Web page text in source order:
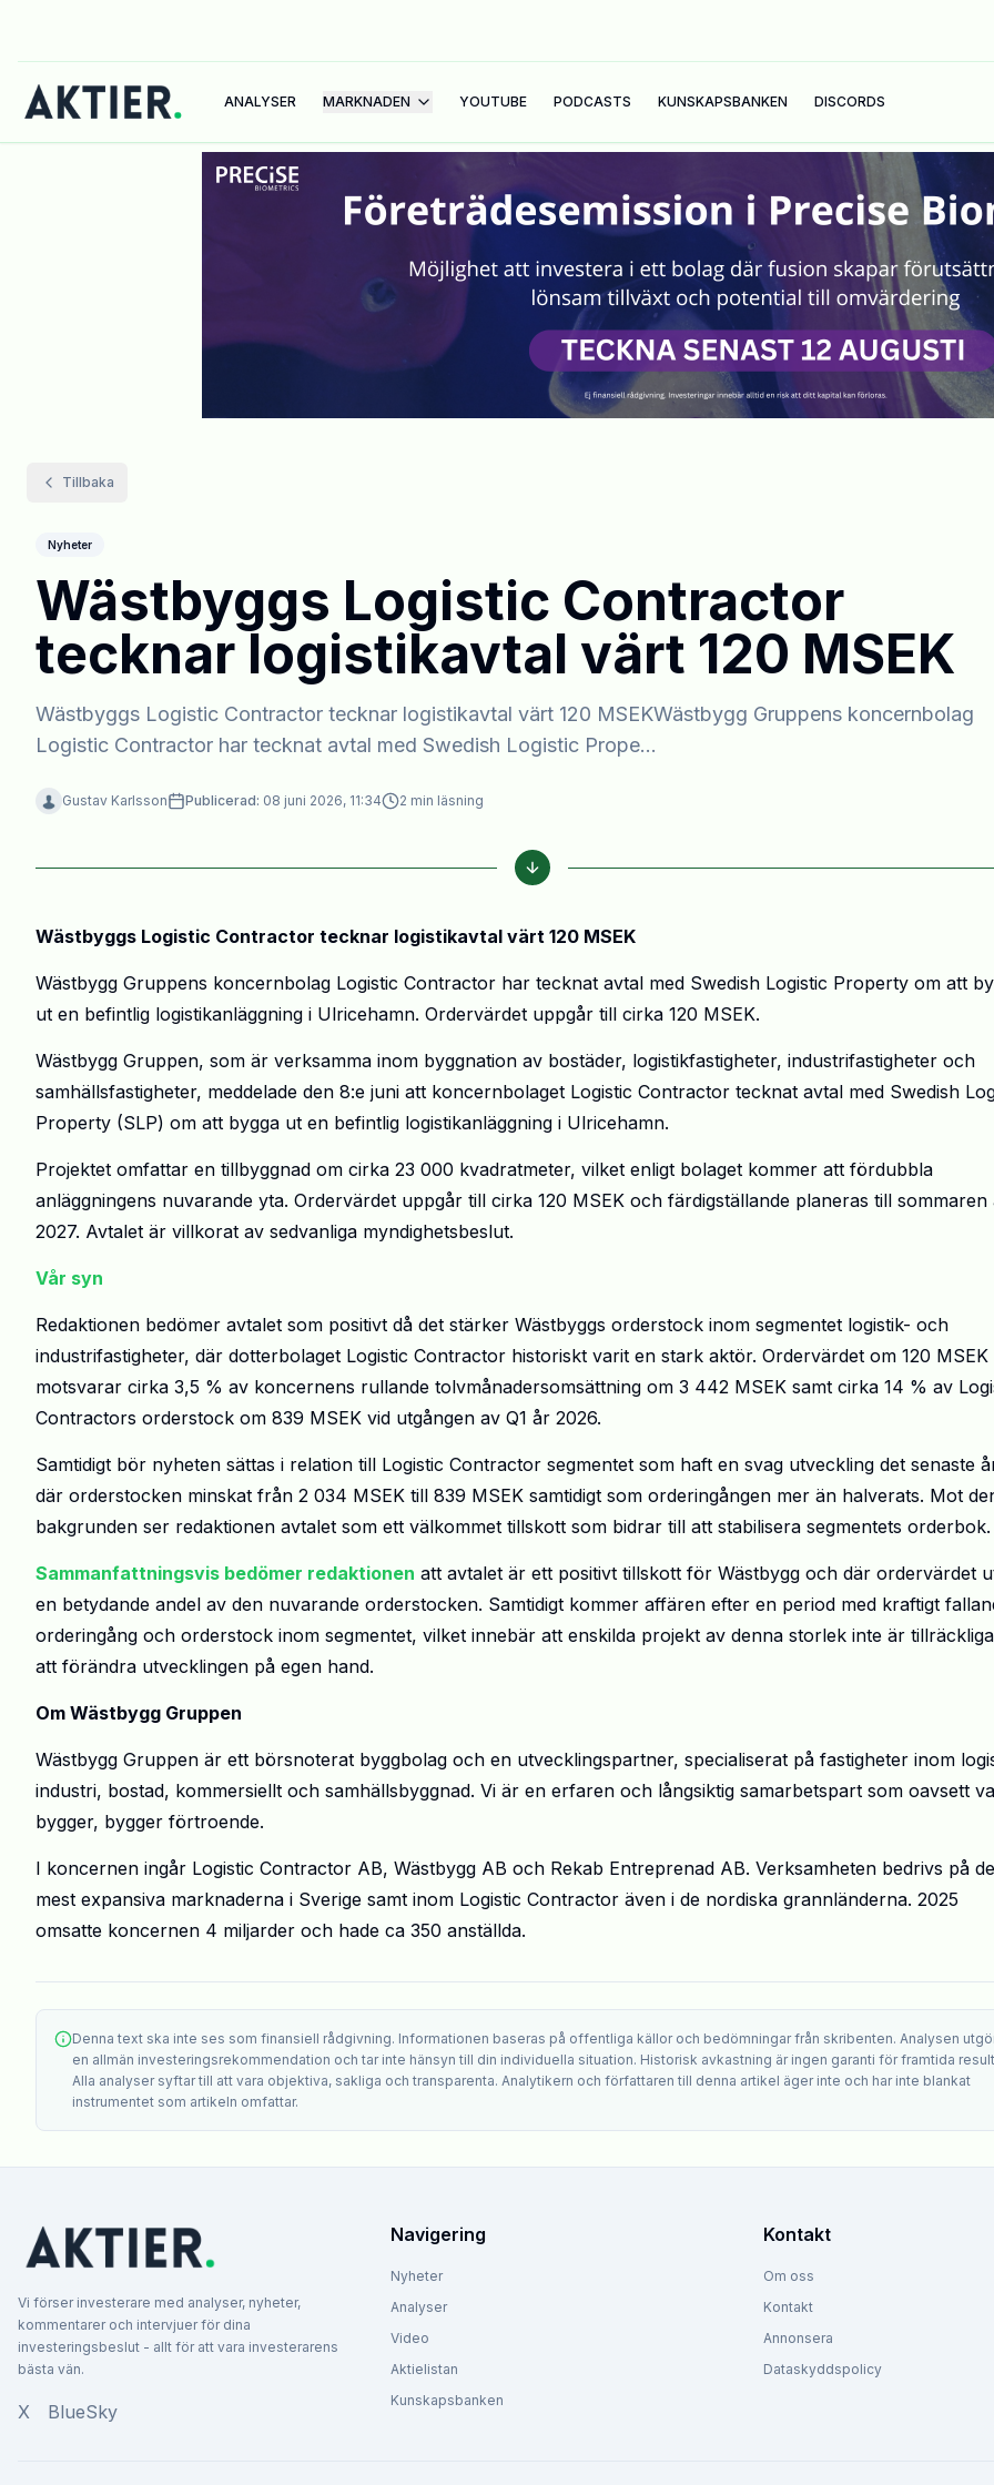
ANALYSER MARKNADEN YOUTUBE PODCASTS KUNSKAPSBANKEN DISCORDS
Tillbaka
Nyheter
Wästbyggs Logistic Contractor
tecknar logistikavtal värt 120 MSEK
Wästbyggs Logistic Contractor tecknar logistikavtal värt 120 MSEKWästbygg Gruppens koncernbolag
Logistic Contractor har tecknat avtal med Swedish Logistic Prope...
Gustav Karlsson Publicerad: 08 juni 2026, 11:34 2 min läsning
Wästbyggs Logistic Contractor tecknar logistikavtal värt 120 MSEK
Wästbygg Gruppens koncernbolag Logistic Contractor har tecknat avtal med Swedish Logistic Property om att
ut en befintlig logistikanläggning i Ulricehamn. Ordervärdet uppgår till cirka 120 MSEK.
Wästbygg Gruppen, som är verksamma inom byggnation av bostäder, logistikfastigheter, industrifastigheter och
samhällsfastigheter, meddelade den 8:e juni att koncernbolaget Logistic Contractor tecknat avtal med Swedish
Property (SLP) om att bygga ut en befintlig logistikanläggning i Ulricehamn.
Projektet omfattar en tillbyggnad om cirka 23 000 kvadratmeter, vilket enligt bolaget kommer att fördubbla
anläggningens nuvarande yta. Ordervärdet uppgår till cirka 120 MSEK och färdigställande planeras till sommaren
2027. Avtalet är villkorat av sedvanliga myndighetsbeslut.
Vår syn
Redaktionen bedömer avtalet som positivt då det stärker Wästbyggs orderstock inom segmentet logistik- och
industrifastigheter, där dotterbolaget Logistic Contractor historiskt varit en stark aktör. Ordervärdet om 120 MSEK
motsvarar cirka 3,5 % av koncernens rullande tolvmånadersomsättning om 3 442 MSEK samt cirka 14 % av
Contractors orderstock om 839 MSEK vid utgången av Q1 år 2026.
Samtidigt bör nyheten sättas i relation till Logistic Contractor segmentet som haft en svag utveckling det senaste
där orderstocken minskat från 2 034 MSEK till 839 MSEK samtidigt som orderingången mer än halverats. Mot
bakgrunden ser redaktionen avtalet som ett välkommet tillskott som bidrar till att stabilisera segmentets orderbok.
Sammanfattningsvis bedömer redaktionen att avtalet är ett positivt tillskott för Wästbygg och där ordervärdet
en betydande andel av den nuvarande orderstocken. Samtidigt kommer affären efter en period med kraftigt
orderingång och orderstock inom segmentet, vilket innebär att enskilda projekt av denna storlek inte är
att förändra utvecklingen på egen hand.
Om Wästbygg Gruppen
Wästbygg Gruppen är ett börsnoterat byggbolag och en utvecklingspartner, specialiserat på fastigheter inom
industri, bostad, kommersiellt och samhällsbyggnad. Vi är en erfaren och långsiktig samarbetspart som oavsett
bygger, bygger förtroende.
I koncernen ingår Logistic Contractor AB, Wästbygg AB och Rekab Entreprenad AB. Verksamheten bedrivs på de
mest expansiva marknaderna i Sverige samt inom Logistic Contractor även i de nordiska grannländerna. 2025
omsatte koncernen 4 miljarder och hade ca 350 anställda.
Denna text ska inte ses som finansiell rådgivning. Informationen baseras på offentliga källor och bedömningar från skribenten. Analysen
en allmän investeringsrekommendation och tar inte hänsyn till din individuella situation. Historisk avkastning är ingen garanti för framtida
Alla analyser syftar till att vara objektiva, sakliga och transparenta. Analytikern och författaren till denna artikel äger inte och har inte blankat
instrumentet som artikeln omfattar.
Vi förser investerare med analyser, nyheter,
kommentarer och intervjuer för dina
investeringsbeslut - allt för att vara investerarens
bästa vän.
X BlueSky
Navigering
Nyheter
Analyser
Video
Aktielistan
Kunskapsbanken
Kontakt
Om oss
Kontakt
Annonsera
Dataskyddspolicy